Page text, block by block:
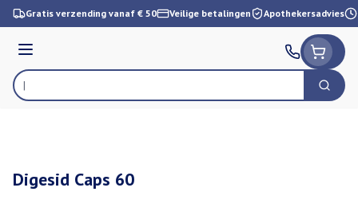
Ga naar de inhoud
Gratis verzending vanaf € 50 Veilige betalingen Apothekersadvies
Menu
Product, merk, categorie... Zoek
Digesid Caps 60